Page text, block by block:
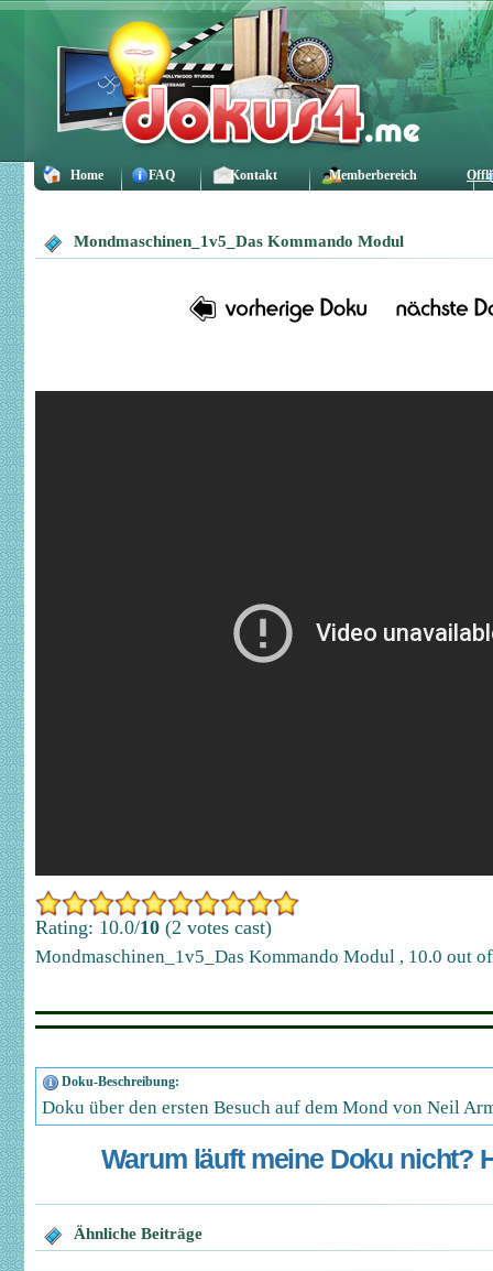
Home FAQ Kontakt Memberbereich
Mondmaschinen_1v5_Das Kommando Modul
Rating: 10.0/10 (2 votes cast)
Mondmaschinen_1v5_Das Kommando Modul , 10.0 out
Doku-Beschreibung:
Doku über den ersten Besuch auf dem Mond von Neil
Warum läuft meine Doku nicht?
Ähnliche Beiträge